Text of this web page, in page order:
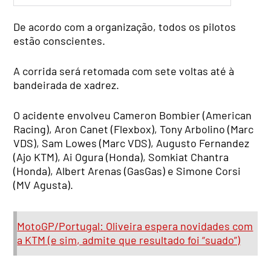
De acordo com a organização, todos os pilotos
estão conscientes.
A corrida será retomada com sete voltas até à
bandeirada de xadrez.
O acidente envolveu Cameron Bombier (American
Racing), Aron Canet (Flexbox), Tony Arbolino (Marc
VDS), Sam Lowes (Marc VDS), Augusto Fernandez
(Ajo KTM), Ai Ogura (Honda), Somkiat Chantra
(Honda), Albert Arenas (GasGas) e Simone Corsi
(MV Agusta).
MotoGP/Portugal: Oliveira espera novidades com
a KTM (e sim, admite que resultado foi “suado”)